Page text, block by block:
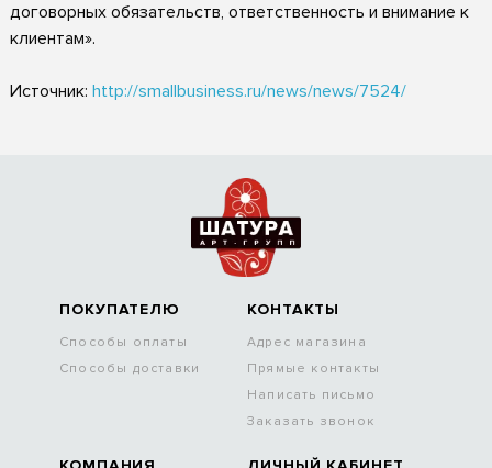
договорных обязательств, ответственность и внимание к
клиентам».
Источник: http://smallbusiness.ru/news/news/7524/
ПОКУПАТЕЛЮ
Способы оплаты
Способы доставки
КОНТАКТЫ
Адрес магазина
Прямые контакты
Написать письмо
Заказать звонок